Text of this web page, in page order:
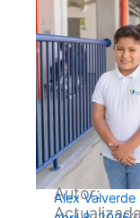
Autor:
Alex Valverde